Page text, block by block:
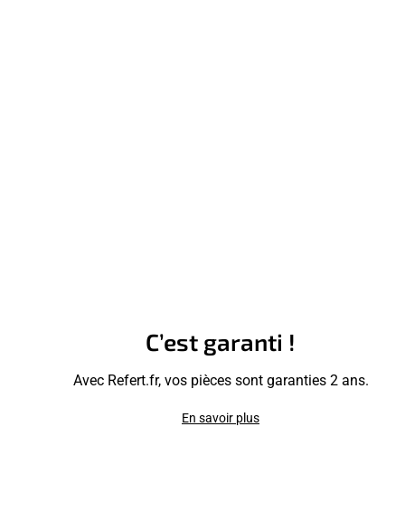
C’est garanti !
Avec Refert.fr, vos pièces sont garanties 2 ans.
En savoir plus